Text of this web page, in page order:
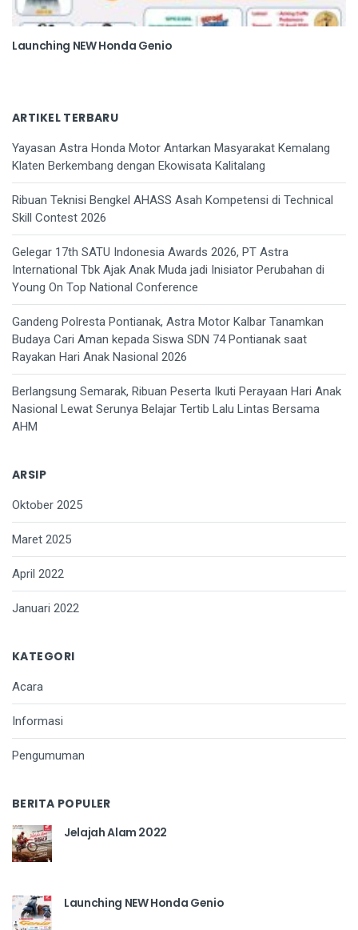
Launching NEW Honda Genio
ARTIKEL TERBARU
Yayasan Astra Honda Motor Antarkan Masyarakat Kemalang
Klaten Berkembang dengan Ekowisata Kalitalang
Ribuan Teknisi Bengkel AHASS Asah Kompetensi di Technical
Skill Contest 2026
Gelegar 17th SATU Indonesia Awards 2026, PT Astra
International Tbk Ajak Anak Muda jadi Inisiator Perubahan di
Young On Top National Conference
Gandeng Polresta Pontianak, Astra Motor Kalbar Tanamkan
Budaya Cari Aman kepada Siswa SDN 74 Pontianak saat
Rayakan Hari Anak Nasional 2026
Berlangsung Semarak, Ribuan Peserta Ikuti Perayaan Hari Anak
Nasional Lewat Serunya Belajar Tertib Lalu Lintas Bersama
AHM
ARSIP
Oktober 2025
Maret 2025
April 2022
Januari 2022
KATEGORI
Acara
Informasi
Pengumuman
BERITA POPULER
Jelajah Alam 2022
Launching NEW Honda Genio